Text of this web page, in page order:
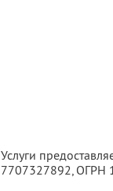
Услуги
7707327892, ОГРН